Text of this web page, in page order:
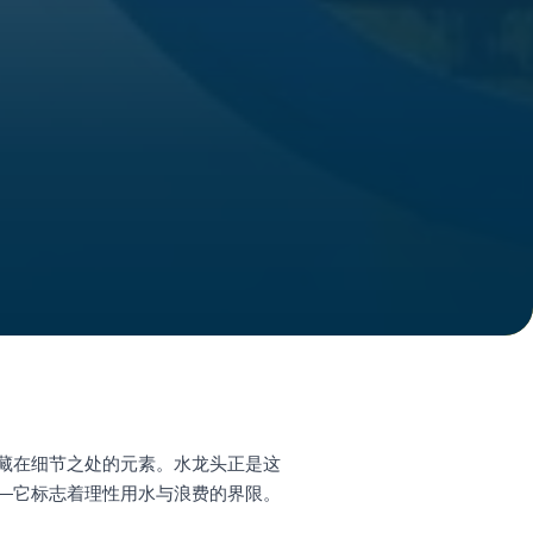
在细节之处的元素。水龙头正是这
标志着理性用水与浪费的界限。